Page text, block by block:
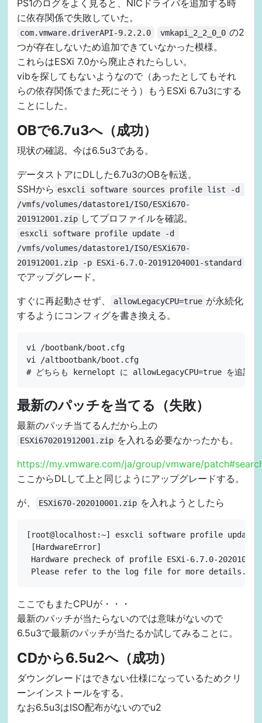
PS1のログをよく見ると、NICドライバを追加する時
に依存関係で失敗していた。
com.vmware.driverAPI-9.2.2.0 vmkapi_2_2_0_0 の2
つが存在しないため追加できていなかった模様。
これらはESXi 7.0から廃止されたらしい。
vibを探してもないようなので（あったとしてもそれ
らの依存関係でまた死にそう）もうESXi 6.7u3にする
ことにした。
OBで6.7u3へ（成功）
現状の確認。今は6.5u3である。
データストアにDLした6.7u3のOBを転送。
SSHから esxcli software sources profile list -d
/vmfs/volumes/datastore1/ISO/ESXi670-
201912001.zip してプロファイルを確認。
esxcli software profile update -d
/vmfs/volumes/datastore1/ISO/ESXi670-
201912001.zip -p ESXi-6.7.0-20191204001-standard
でアップグレード。
すぐに再起動させず、 allowLegacyCPU=true が永続化
するようにコンフィグを書き換える。
vi /bootbank/boot.cfg
vi /altbootbank/boot.cfg
最新のパッチを当てる（失敗）
最新のパッチ当てるんだから上の
ESXi670201912001.zip を入れる必要なかったかも。
https://my.vmware.com/ja/group/vmware/
ここからDLして上と同じようにアップグレードする。
が、 ESXi670-202010001.zip を入れようとしたら
[root@localhost:~] esxcli software profile update -d
[HardwareError]
Hardware precheck of profile ESXi-6.7.0-
ここでもまたCPUが・・・
最新のパッチが当たらないのでは意味がないので
6.5u3で最新のパッチが当たるか試してみることに。
CDから6.5u2へ（成功）
ダウングレードはできない仕様になっているためクリ
ーンインストールをする。
なお6.5u3はISO配布がないのでu2